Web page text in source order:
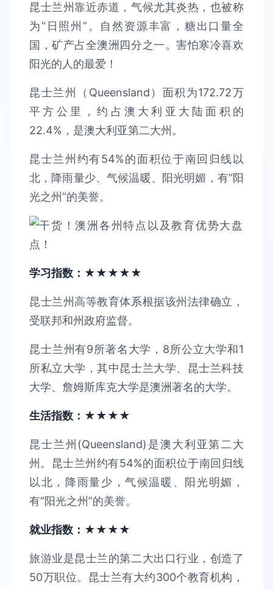
昆士兰州靠近赤道，气候尤其炎热，也被称
为“日照州”。自然资源丰富，糖出口量全
国，矿产占全澳洲四分之一。害怕寒冷喜欢
阳光的人的最爱！
昆士兰州（Queensland）面积为172.72万
平方公里，约占澳大利亚大陆面积的
22.4%，是澳大利亚第二大州。
昆士兰州约有54%的面积位于南回归线以
北，降雨量少、气候温暖、阳光明媚，有“阳
光之州”的美誉。
学习指数：★★★★★
昆士兰州高等教育体系根据该州法律确立，
受联邦和州政府监督。
昆士兰州有9所著名大学，8所公立大学和1
所私立大学，其中昆士兰大学、昆士兰科技
大学、詹姆斯库克大学是澳洲著名的大学。
生活指数：★★★★
昆士兰州(Queensland)是澳大利亚第二大
州。昆士兰州约有54%的面积位于南回归线
以北，降雨量少，气候温暖、阳光明媚，
有“阳光之州”的美誉。
就业指数：★★★★
旅游业是昆士兰的第二大出口行业，创造了
50万职位。昆士兰有大约300个教育机构，